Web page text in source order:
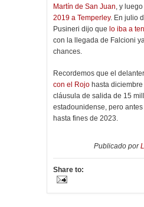
Martín de San Juan , y
2019 a Temperley. En julio
Pusineri dijo que lo iba a
con la llegada de Falcioni
chances.
Recordemos que el
con el Rojo hasta
cláusula de salida de 15
estadounidense, pero
hasta fines de 2023.
Publicado por
Share to: